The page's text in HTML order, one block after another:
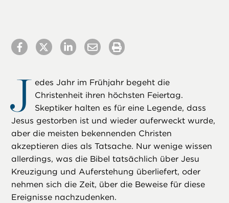
J edes Jahr im Frühjahr begeht die
Christenheit ihren höchsten Feiertag.
Skeptiker halten es für eine Legende, dass
Jesus gestorben ist und wieder auferweckt wurde,
aber die meisten bekennenden Christen
akzeptieren dies als Tatsache. Nur wenige wissen
allerdings, was die Bibel tatsächlich über Jesu
Kreuzigung und Auferstehung überliefert, oder
nehmen sich die Zeit, über die Beweise für diese
Ereignisse nachzudenken.